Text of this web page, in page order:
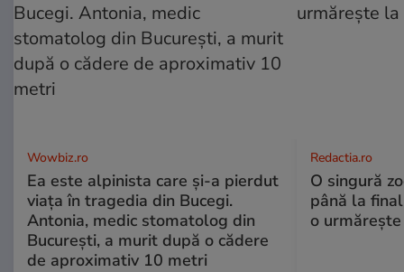
Wowbiz.ro
Ea este alpinista care și-a pierdut
viața în tragedia din Bucegi.
Antonia, medic stomatolog din
București, a murit după o cădere
de aproximativ 10 metri
Redactia.ro
O singură
până la
o